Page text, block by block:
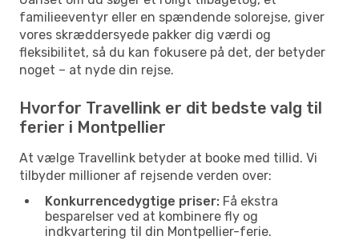
familieeventyr eller en spændende solorejse, giver
vores skræddersyede pakker dig værdi og
fleksibilitet, så du kan fokusere på det, der betyder
noget – at nyde din rejse.
Hvorfor Travellink er dit bedste valg til
ferier i Montpellier
At vælge Travellink betyder at booke med tillid. Vi
tilbyder millioner af rejsende verden over:
Konkurrencedygtige priser: Få ekstra
besparelser ved at kombinere fly og
indkvartering til din Montpellier-ferie.